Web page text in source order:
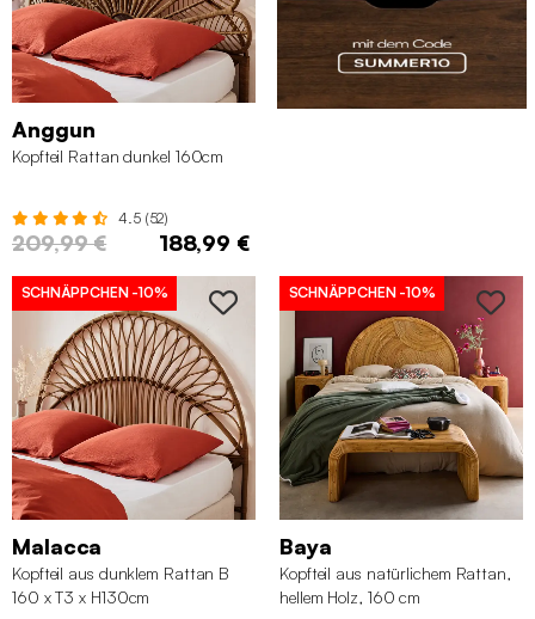
Anggun
Kopfteil Rattan dunkel 160cm
4.5 (52)
209,99 € 188,99 €
SCHNÄPPCHEN -10%
Malacca
Kopfteil aus dunklem Rattan B
160 x T3 x H130cm
SCHNÄPPCHEN -10%
Baya
Kopfteil aus natürlichem Rattan,
hellem Holz, 160 cm